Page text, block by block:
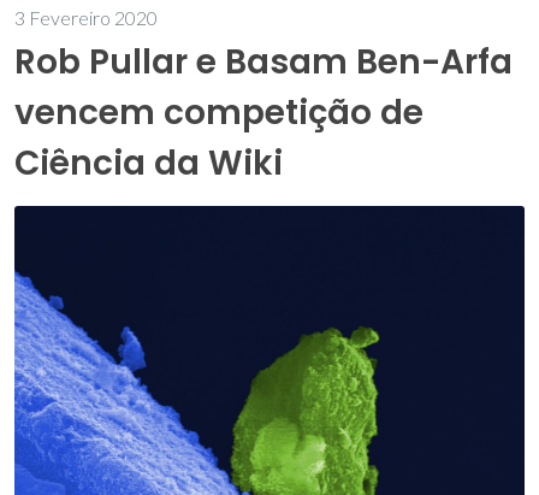
3 Fevereiro 2020
Rob Pullar e Basam Ben-Arfa
vencem competição de
Ciência da Wiki